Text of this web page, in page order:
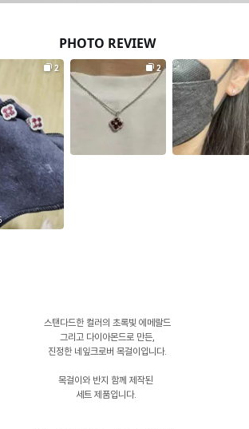
스탠다드한 컬러의 초록빛 에메랄드
그리고 다이아몬드로 만든,
진정한 네잎크로버 목걸이입니다.
목걸이와 반지 함께 제작된
세트 제품입니다.